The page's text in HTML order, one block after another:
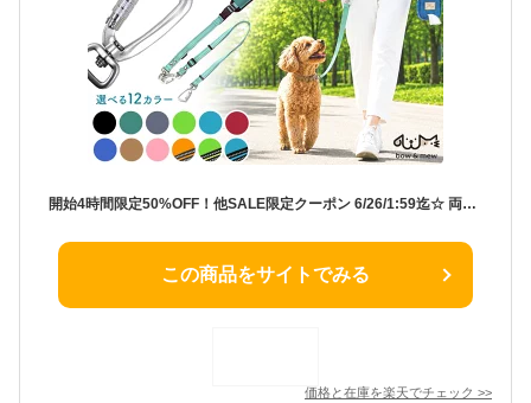
開始4時間限定50%OFF！他SALE限定クーポン 6/26/1:59迄☆ 両手が使える ショルダーリード 犬 リード 肩掛け リード【3〜20kg用】小型犬 中型犬 ハンズフリー 多頭 反射 蛍光 散歩 逃走防止 ロックカラビナ ランニング 夜散歩 bow＆mew メール便【レビューで特典】【RSL】
この商品をサイトでみる
価格と在庫を楽天でチェック >>